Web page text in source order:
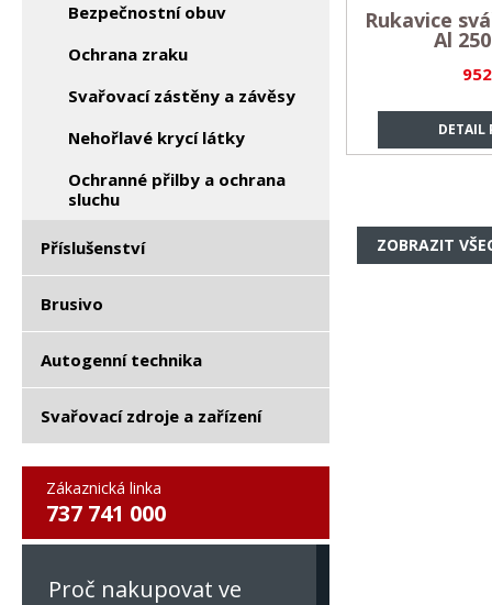
Bezpečnostní obuv
Ochrana zraku
Svařovací zástěny a závěsy
Nehořlavé krycí látky
Ochranné přilby a ochrana
sluchu
Příslušenství
Brusivo
Autogenní technika
Svařovací zdroje a zařízení
Zákaznická linka
737 741 000
Proč nakupovat ve
DETAIL
Rukavice
Al
ZOBRAZIT